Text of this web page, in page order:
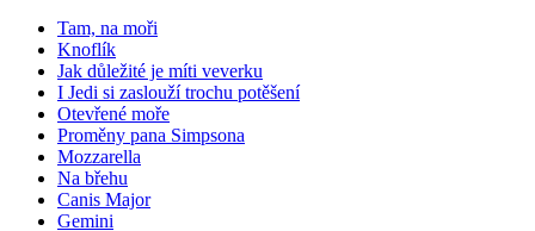
Tam, na moři
Knoflík
Jak důležité je míti veverku
I Jedi si zaslouží trochu potěšení
Otevřené moře
Proměny pana Simpsona
Mozzarella
Na břehu
Canis Major
Gemini